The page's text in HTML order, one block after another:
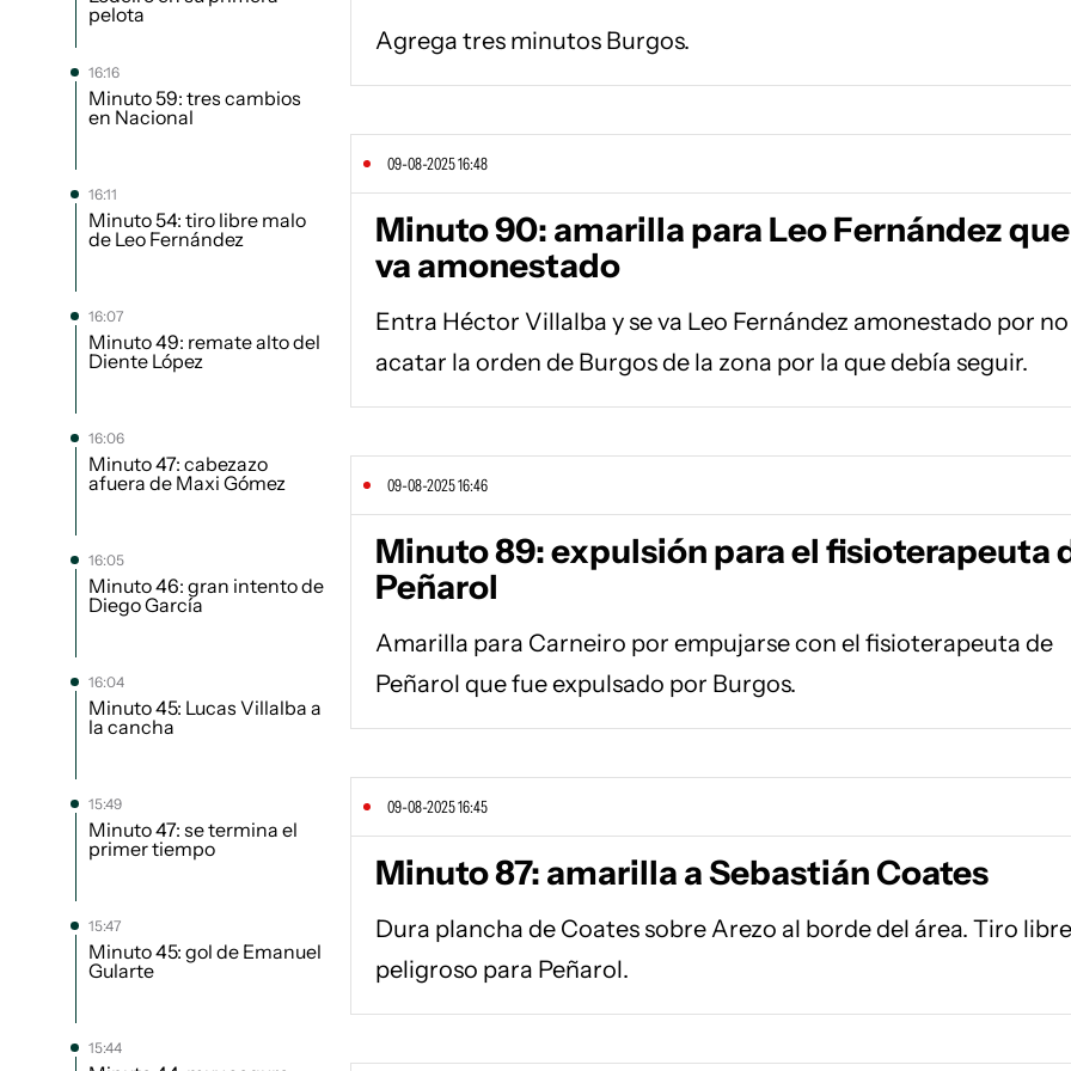
pelota
16:16
Minuto 59: tres cambios
en Nacional
16:11
Minuto 54: tiro libre malo
de Leo Fernández
16:07
Minuto 49: remate alto del
Diente López
16:06
Minuto 47: cabezazo
afuera de Maxi Gómez
16:05
Minuto 46: gran intento de
Diego García
16:04
Minuto 45: Lucas Villalba a
la cancha
15:49
Minuto 47: se termina el
primer tiempo
15:47
Minuto 45: gol de Emanuel
Gularte
15:44
Agrega tres minutos Burgos.
09-08-2025 16:48
Minuto 90: amarilla para Leo Fernández
va amonestado
Entra Héctor Villalba y se va Leo Fernández amonestado por no
acatar la orden de Burgos de la zona por la que debía seguir.
09-08-2025 16:46
Minuto 89: expulsión para el fisioterapeuta
Peñarol
Amarilla para Carneiro por empujarse con el fisioterapeuta de
Peñarol que fue expulsado por Burgos.
09-08-2025 16:45
Minuto 87: amarilla a Sebastián Coates
Dura plancha de Coates sobre Arezo al borde del área. Tiro
peligroso para Peñarol.